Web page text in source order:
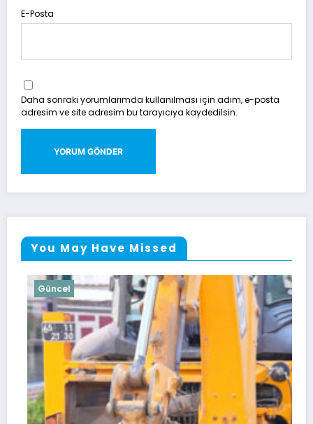
E-Posta
Daha sonraki yorumlarımda kullanılması için adım, e-posta
adresim ve site adresim bu tarayıcıya kaydedilsin.
You May Have Missed
Güncel